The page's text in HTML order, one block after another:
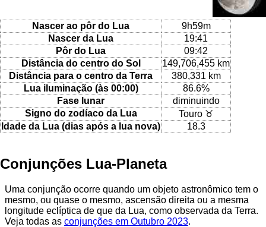
Nascer ao pôr do Lua
9h59m
Nascer da Lua
19:41
Pôr do Lua
09:42
Distância do centro do Sol
149,706,455 km
Distância para o centro da Terra
380,331 km
Lua iluminação (às 00:00)
86.6%
Fase lunar
diminuindo
Signo do zodíaco da Lua
Touro ♉
Idade da Lua (dias após a lua nova)
18.3
Conjunções Lua-Planeta
Uma conjunção ocorre quando um objeto astronômico tem o
mesmo, ou quase o mesmo, ascensão direita ou a mesma
longitude eclíptica de que da Lua, como observada da Terra.
Veja todas as conjunções em Outubro 2023.